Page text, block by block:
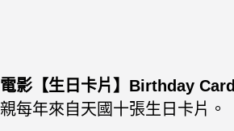
電影【生日卡片】Birthday Card
親每年來自天國十張生日卡片。